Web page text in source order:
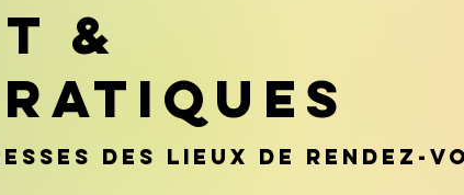
&
DES LIEUX DE RENDEZ-